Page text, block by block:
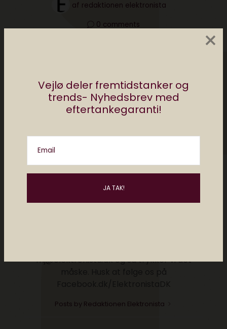
Vejlø deler fremtidstanker og
trends- Nyhedsbrev med
eftertankegaranti!
Email
×
af redaktionen elektronista
0 comments
Redaktionen Elektronista
Elektronista Redaktionen deler tips, apps og
mj@elektronista.dk og så trykker vi det
Posts by Redaktionen Elektronista